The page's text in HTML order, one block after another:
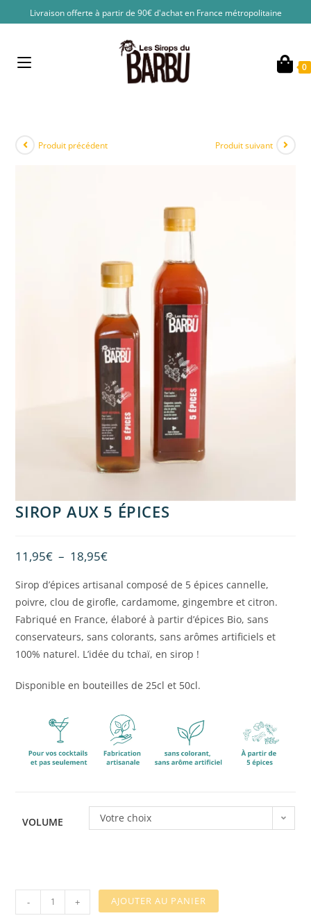
Livraison offerte à partir de 90€ d'achat en France métropolitaine
0
Produit précédent Produit suivant
SIROP AUX 5 ÉPICES
11,95€ – 18,95€
Sirop d’épices artisanal composé de 5 épices cannelle,
poivre, clou de girofle, cardamome, gingembre et citron.
Fabriqué en France, élaboré à partir d’épices Bio, sans
conservateurs, sans colorants, sans arômes artificiels et
100% naturel. L’idée du tchaï, en sirop !
Disponible en bouteilles de 25cl et 50cl.
VOLUME Votre choix
- + AJOUTER AU PANIER